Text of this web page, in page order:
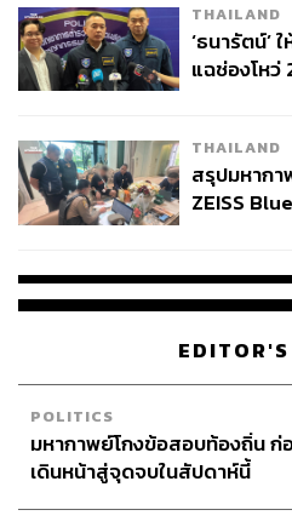
THAILAND
‘ธนารัตน์’
แฉช่องโหว่
THAILAND
สรุปมหาก
ZEISS
จ่ายหนี้-แอ
POLITICS
มหากาพย์โกงข้อสอบท้องถิ่น ก่
เดินหน้าสู่จุดจบในสัปดาห์นี้